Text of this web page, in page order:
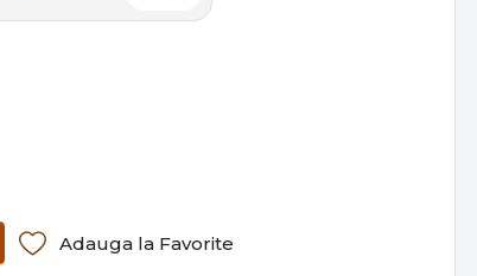
Adauga la Favorite